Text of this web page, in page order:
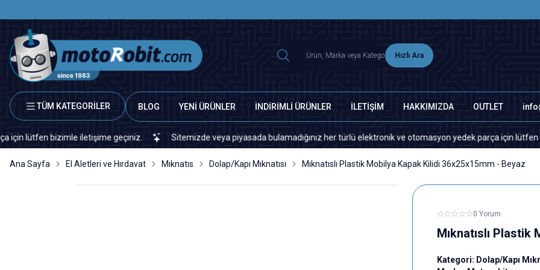
Hızlı Ara
TÜM KATEGORİLER BLOG YENİ ÜRÜNLER İNDİRİMLİ ÜRÜNLER İLETİŞİM HAKKIMIZDA OUTLET
bizimle iletişime geçiniz. Sitemizde veya piyasada bulamadığınız her türlü elektronik ve otomasyon yedek parça için lütfen bizimle
Ana Sayfa El Aletleri ve Hırdavat Mıknatıs Dolap/Kapı Mıknatısı Mıknatıslı Plastik Mobilya Kapak Kilidi 36x25x15mm - Beyaz
0 Yorum
Mıknatıslı
Kategori: Dolap/Kapı